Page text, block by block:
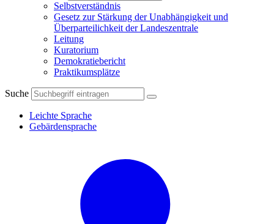
Selbstverständnis
Gesetz zur Stärkung der Unabhängigkeit und
Überparteilichkeit der Landeszentrale
Leitung
Kuratorium
Demokratiebericht
Praktikumsplätze
Suche
Leichte Sprache
Gebärdensprache